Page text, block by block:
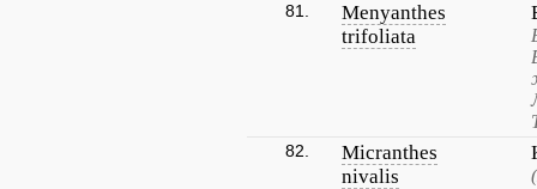
81.
Menyanthes
trifoliata
82.
Micranthes
nivalis